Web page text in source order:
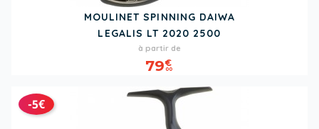
MOULINET SPINNING DAIWA
LEGALIS LT 2020 2500
Prix
de
base
Prix
à partir de
79€
00
-5€